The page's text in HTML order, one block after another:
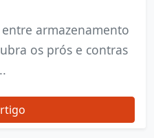
armazenamento
os prós e contras